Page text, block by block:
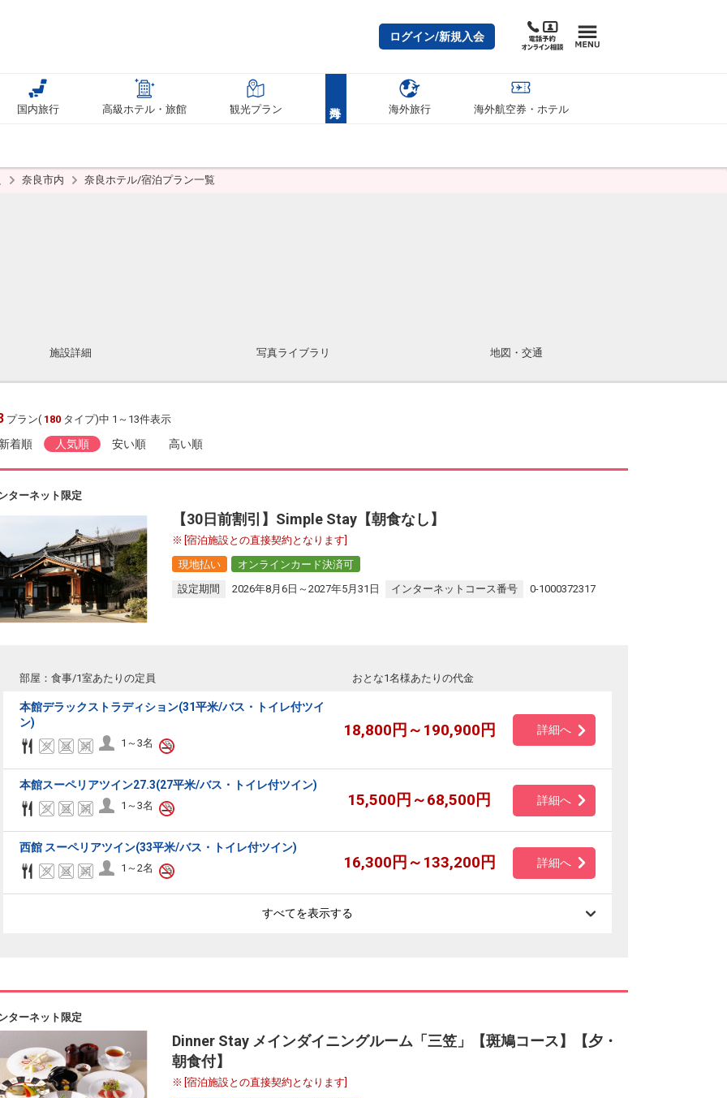
ログイン/新規入会
国内旅行 高級ホテル・旅館 観光プラン 海外旅行 海外航空券・ホテル
奈良市内 奈良ホテル/宿泊プラン一覧
施設詳細 写真ライブラリ 地図・交通
プラン( 180 タイプ)中 1～13件表示
着順 人気順 安い順 高い順
ターネット限定
【30日前割引】Simple Stay【朝食なし】
[宿泊施設との直接契約となります]
現地払い
オンラインカード決済可
設定期間
2026年8月6日～2027年5月31日 インターネットコース番号 0-1000372317
部屋：食事/1室あたりの定員 おとな1名様あたりの代金
本館デラックストラディション(31平米/バス・トイレ付ツイ
ン)
1～3名
18,800円～190,900円 詳細へ
本館スーペリアツイン27.3(27平米/バス・トイレ付ツイン)
1～3名 15,500円～68,500円 詳細へ
西館 スーペリアツイン(33平米/バス・トイレ付ツイン)
1～2名 16,300円～133,200円 詳細へ
すべてを表示する
ターネット限定
Dinner Stay メインダイニングルーム「三笠」【斑鳩コース】【夕・
朝食付】
[宿泊施設との直接契約となります]